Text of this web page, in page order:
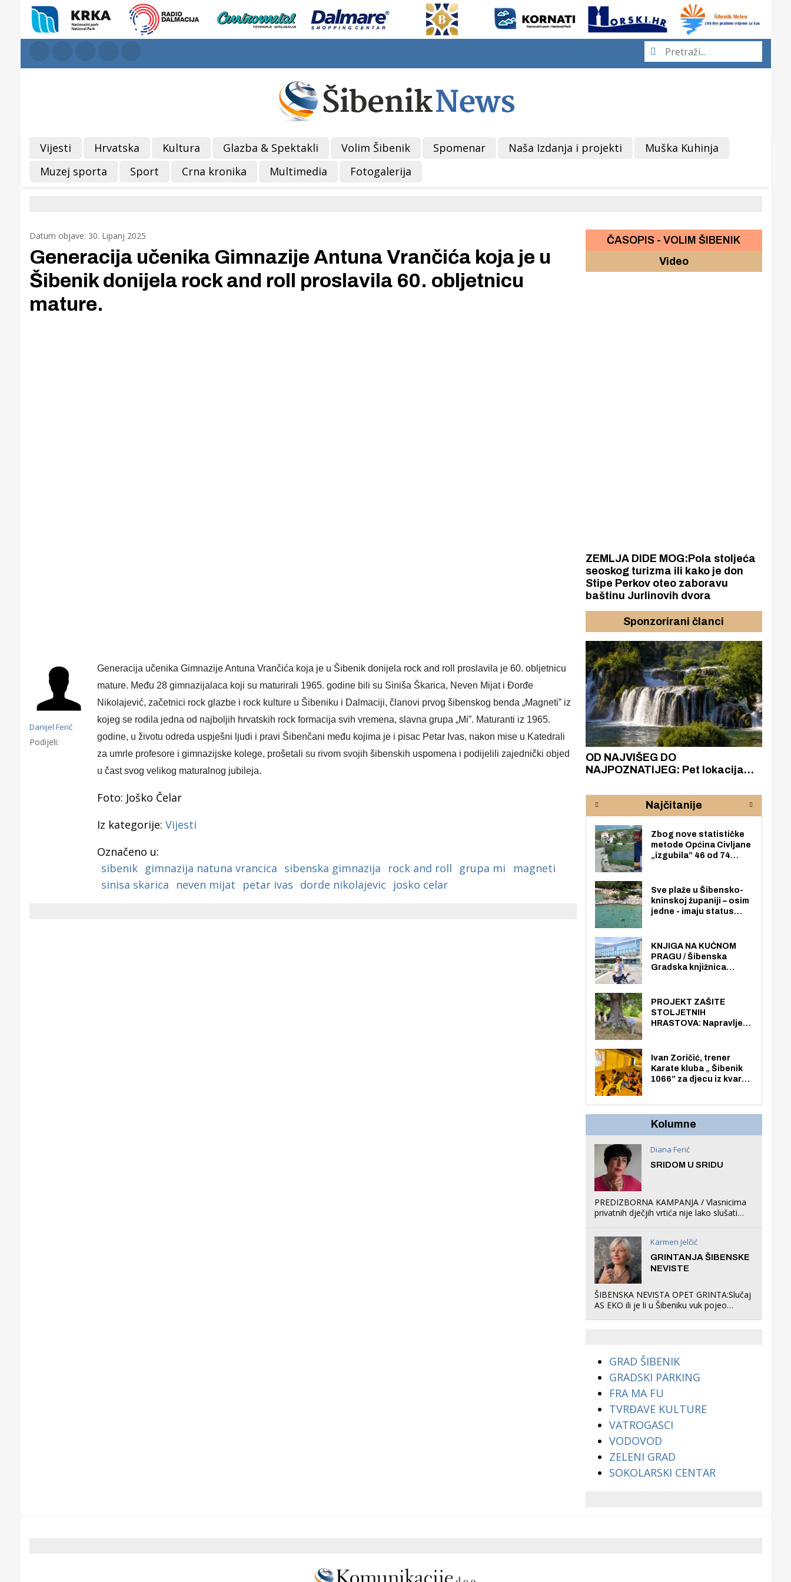
Vijesti Hrvatska Kultura Glazba & Spektakli Volim Šibenik Spomenar Naša Izdanja i projekti
Muška Kuhinja
Muzej sporta
Sport Crna kronika Multimedia Fotogalerija
Datum objave: 30. Lipanj 2025
Generacija učenika Gimnazije Antuna Vrančića koja je u
Šibenik donijela rock and roll proslavila 60. obljetnicu
mature.
Danijel Ferić
Podijeli:
Generacija učenika Gimnazije Antuna Vrančića koja je u Šibenik donijela rock and roll proslavila je 60. obljetnicu
mature. Među 28 gimnazijalaca koji su maturirali 1965. godine bili su Siniša Škarica, Neven Mijat i Đorđe
Nikolajević, začetnici rock glazbe i rock kulture u Šibeniku i Dalmaciji, članovi prvog šibenskog benda „Magneti” iz
kojeg se rodila jedna od najboljih hrvatskih rock formacija svih vremena, slavna grupa „Mi”. Maturanti iz 1965.
godine, u životu odreda uspješni ljudi i pravi Šibenčani među kojima je i pisac Petar Ivas, nakon mise u Katedrali
za umrle profesore i gimnazijske kolege, prošetali su rivom svojih šibenskih uspomena i podijelili zajednički objed
u čast svog velikog maturalnog jubileja.
Foto: Joško Čelar
Iz kategorije: Vijesti
Označeno u:
sibenik gimnazija natuna vrancica sibenska gimnazija rock and roll grupa mi
magneti
sinisa skarica
neven mijat petar ivas dorde nikolajevic josko celar
ČASOPIS - VOLIM ŠIBENIK
Video
ZEMLJA DIDE MOG:Pola stoljeća
seoskog turizma ili kako je don
Stipe Perkov oteo zaboravu
baštinu Jurlinovih dvora
Sponzorirani članci
Gornji tok Krke iz prve ruke -
Otkrijte hostel Titius u
Šibenik spreman za dolazak
OD NAJVIŠEG DO
NAJPOZNATIJEG: Pet lokacija
rijeke Krke
Najčitanije
Zbog nove statističke
metode Općina Civljane
„izgubila” 46 od 74
nego radno sposobnih
osoba među svojih 170
stanovnika.
Sve plaže u Šibensko-
kninskoj županiji – osim
jedne - imaju status
općoj upotrebi. Pristup
je slobodan i besplatan
za sve građane i
KNJIGA NA KUĆNOM
PRAGU / Šibenska
Gradska knjižnica
knjiga na kućnu adresu
električnim biciklom.
PROJEKT ZAŠITE
STOLJETNIH
HRASTOVA: Napravljen
Zmajevac
Ivan Zoričić, trener
Karate kluba „ Šibenik
1066” za djecu iz kvarta
organizirao dječje
Kolumne
Diana Ferić
SRIDOM U SRIDU
PREDIZBORNA KAMPANJA / Vlasnicima
privatnih dječjih vrtića nije lako slušati
što oni rade u Šibeniku ne postoji
Karmen Jelčić
GRINTANJA ŠIBENSKE
NEVISTE
ŠIBENSKA NEVISTA OPET GRINTA:Slučaj
AS EKO ili je li u Šibeniku vuk pojeo
GRAD ŠIBENIK
GRADSKI PARKING
FRA MA FU
TVRĐAVE KULTURE
VATROGASCI
VODOVOD
ZELENI GRAD
SOKOLARSKI CENTAR